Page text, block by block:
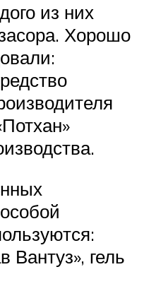
из них
Хорошо
Вантуз», гель